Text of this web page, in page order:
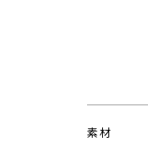
素材